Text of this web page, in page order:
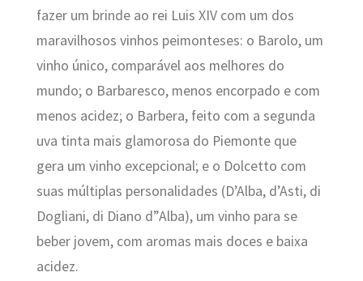
fazer um brinde ao rei Luis XIV com um dos
maravilhosos vinhos peimonteses: o Barolo, um
vinho único, comparável aos melhores do
mundo; o Barbaresco, menos encorpado e com
menos acidez; o Barbera, feito com a segunda
uva tinta mais glamorosa do Piemonte que
gera um vinho excepcional; e o Dolcetto com
suas múltiplas personalidades (D’Alba, d’Asti, di
Dogliani, di Diano d”Alba), um vinho para se
beber jovem, com aromas mais doces e baixa
acidez.